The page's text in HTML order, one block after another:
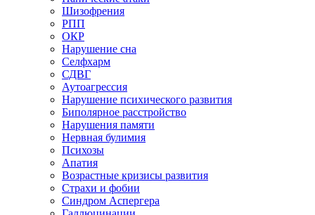
Шизофрения
РПП
ОКР
Нарушение сна
Селфхарм
СДВГ
Аутоагрессия
Нарушение психического развития
Биполярное расстройство
Нарушения памяти
Нервная булимия
Психозы
Апатия
Возрастные кризисы развития
Страхи и фобии
Синдром Аспергера